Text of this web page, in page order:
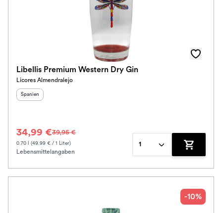
Libellis Premium Western Dry Gin
Licores Almendralejo
Herkunftsland
Spanien
34,99 €39,95 €
0.70 l (49.99 € / 1 Liter)
Lebensmittelangaben
1
Zum
-10%